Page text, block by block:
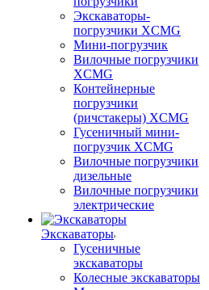
Экскаваторы-
погрузчики XCMG
Мини-погрузчик
Вилочные погрузчики
XCMG
Контейнерные
погрузчики
(ричстакеры) XCMG
Гусеничный мини-
погрузчик XCMG
Вилочные погрузчики
дизельные
Вилочные погрузчики
электрические
Экскаваторы
Гусеничные
экскаваторы
Колесные экскаваторы